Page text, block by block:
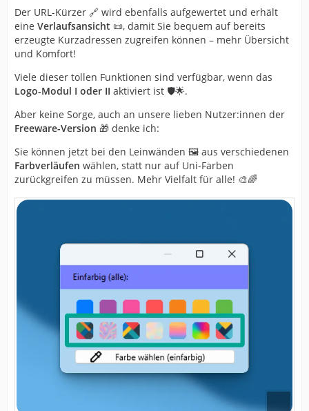
Der URL-Kürzer 🔗 wird ebenfalls aufgewertet und erhält
eine Verlaufsansicht 📜, damit Sie bequem auf bereits
erzeugte Kurzadressen zugreifen können – mehr Übersicht
und Komfort!
Viele dieser tollen Funktionen sind verfügbar, wenn das
Logo-Modul I oder II aktiviert ist 🛡️🌟.
Aber keine Sorge, auch an unsere lieben Nutzer:innen der
Freeware-Version 🎁 denke ich:
Sie können jetzt bei den Leinwänden 🖼️ aus verschiedenen
Farbverläufen wählen, statt nur auf Uni-Farben
zurückgreifen zu müssen. Mehr Vielfalt für alle! 🎨🌈